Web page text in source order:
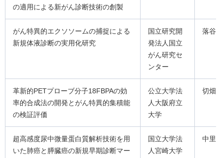
の適用による新がん診断技術の創製
がん特異的エクソソームの捕捉による
新規体液診断の実用化研究
国立研究開
発法人国立
がん研究セ
ンター
落谷
革新的PETプローブ分子18FBPAの効
率的合成法の開発とがん特異的集積能
の検証評価
公立大学法
人大阪府立
大学
切畑
超高感度尿中微量蛋白質解析技術を用
いた肺癌と膵臓癌の新規早期診断マー
国立大学法
人宮崎大学
中里